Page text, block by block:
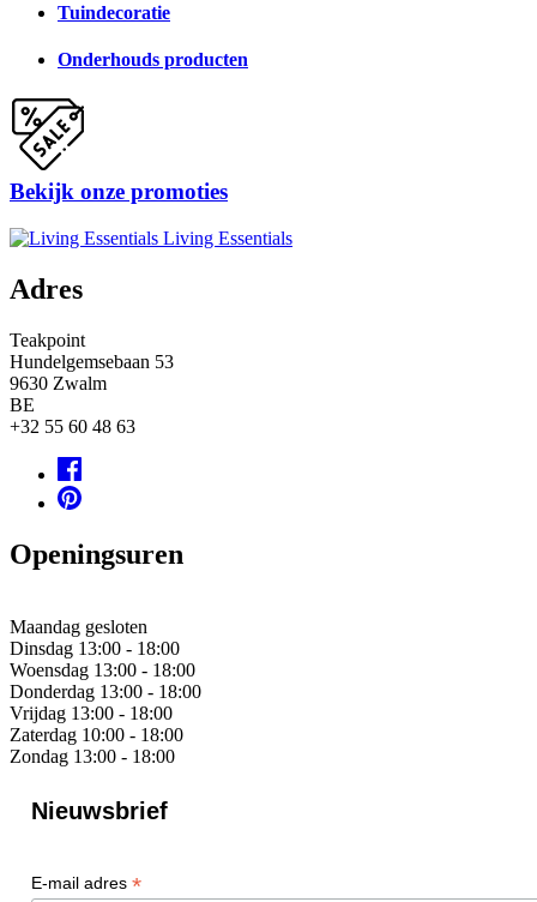
Tuindecoratie
Onderhouds producten
Bekijk onze promoties
Living Essentials
Adres
Teakpoint
Hundelgemsebaan 53
9630 Zwalm
BE
+32 55 60 48 63
Openingsuren
Maandag gesloten
Dinsdag 13:00 - 18:00
Woensdag 13:00 - 18:00
Donderdag 13:00 - 18:00
Vrijdag 13:00 - 18:00
Zaterdag 10:00 - 18:00
Zondag 13:00 - 18:00
Nieuwsbrief
E-mail adres *